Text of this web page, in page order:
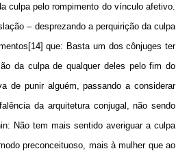
culpa pelo rompimento do vínculo afetivo.
– desprezando a perquirição da culpa
que: Basta um dos cônjuges ter
da culpa de qualquer deles pelo fim do
de punir alguém, passando a considerar
da arquitetura conjugal, não sendo
Não tem mais sentido averiguar a culpa
preconceituoso, mais à mulher que ao